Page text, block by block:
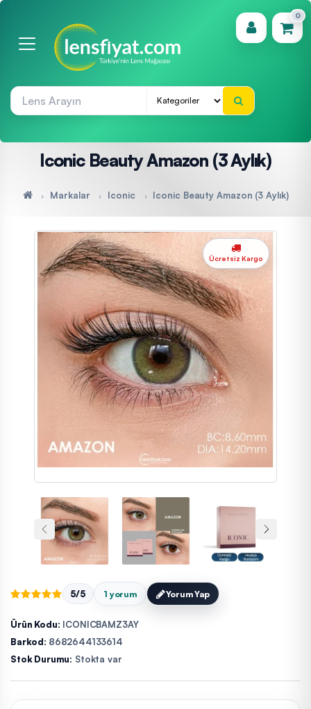
0
(0)
Iconic Beauty Amazon (3 Aylık)
Markalar Iconic Iconic Beauty Amazon (3 Aylık)
Ücretsiz Kargo
5/5 1 yorum Yorum Yap
Ürün Kodu: ICONICBAMZ3AY
Barkod: 8682644133614
Stok Durumu: Stokta var